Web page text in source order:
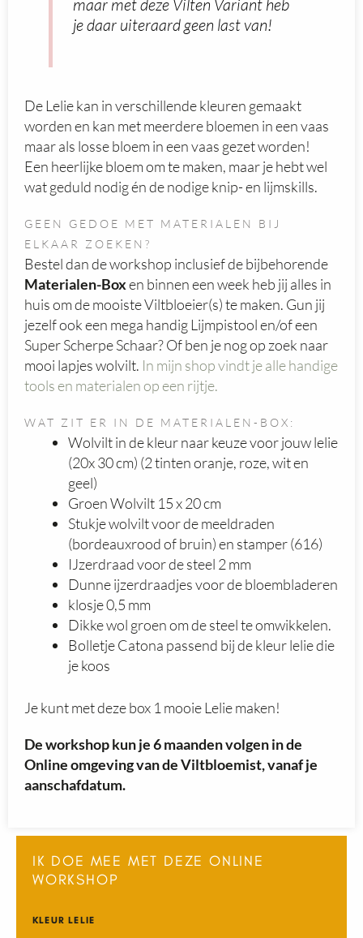
maar met deze Vilten Variant heb
je daar uiteraard geen last van!
De Lelie kan in verschillende kleuren gemaakt
worden en kan met meerdere bloemen in een vaas
maar als losse bloem in een vaas gezet worden!
Een heerlijke bloem om te maken, maar je hebt wel
wat geduld nodig én de nodige knip- en lijmskills.
GEEN GEDOE MET MATERIALEN BIJ
ELKAAR ZOEKEN?
Bestel dan de workshop inclusief de bijbehorende
Materialen-Boxen binnen een week heb jij alles in
huis om de mooiste Viltbloeier(s) te maken. Gun jij
jezelf ook een mega handig Lijmpistool en/of een
Super Scherpe Schaar? Of ben je nog op zoek naar
mooi lapjes wolvilt. In mijn shop vindt je alle handige
tools en materialen op een rijtje.
WAT ZIT ER IN DE MATERIALEN-BOX:
Wolvilt in de kleur naar keuze voor jouw lelie
(20x 30 cm) (2 tinten oranje, roze, wit en
geel)
Groen Wolvilt 15 x 20 cm
Stukje wolvilt voor de meeldraden
(bordeauxrood of bruin) en stamper (616)
IJzerdraad voor de steel 2 mm
Dunne ijzerdraadjes voor de bloembladeren
klosje 0,5 mm
Dikke wol groen om de steel te omwikkelen.
Bolletje Catona passend bij de kleur lelie die
je koos
Je kunt met deze box 1 mooie Lelie maken!
De workshop kun je 6 maanden volgen in de
Online omgeving van de Viltbloemist, vanaf je
aanschafdatum.
IK DOE MEE MET DEZE ONLINE
WORKSHOP
KLEUR LELIE
Online